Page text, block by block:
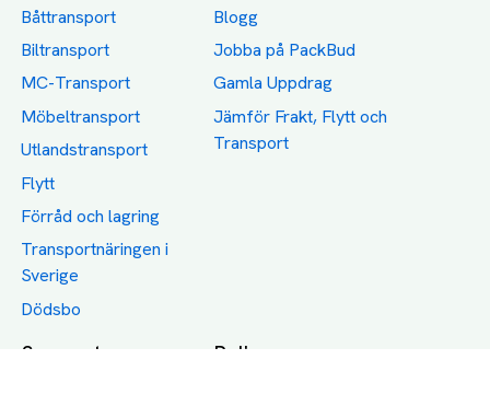
Båttransport
Biltransport
MC-Transport
Möbeltransport
Utlandstransport
Flytt
Förråd och lagring
Transportnäringen i
Sverige
Dödsbo
Blogg
Jobba på PackBud
Gamla Uppdrag
Jämför Frakt, Flytt och
Transport
Support Policy